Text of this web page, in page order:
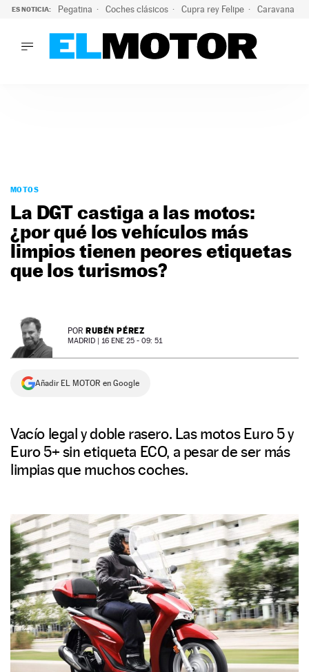
ES NOTICIA: Pegatina Coches clásicos Cupra rey Felipe Caravana
PODCAST
MOTOS
TECNOLOGÍA
SUPERCOCHES
PREMIOS
NEWSLETTER
MOTOS
La DGT castiga a las motos:
¿por qué los vehículos más
limpios tienen peores etiquetas
que los turismos?
POR RUBÉN PÉREZ
MADRID | 16 ENE 25 - 09: 51
Añadir EL MOTOR en Google
Vacío legal y doble rasero. Las motos Euro 5 y
Euro 5+ sin etiqueta ECO, a pesar de ser más
limpias que muchos coches.